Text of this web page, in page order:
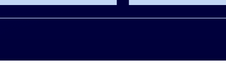
teisių
eurų finansavimą
Rūdninkų karinio